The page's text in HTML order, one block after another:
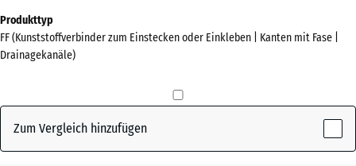
Farben?
Farbpalette
(active)
Produkttyp
FF (Kunststoffverbinder zum Einstecken oder Einkleben | Kanten mit Fase |
Drainagekanäle)
Zum Vergleich hinzufügen